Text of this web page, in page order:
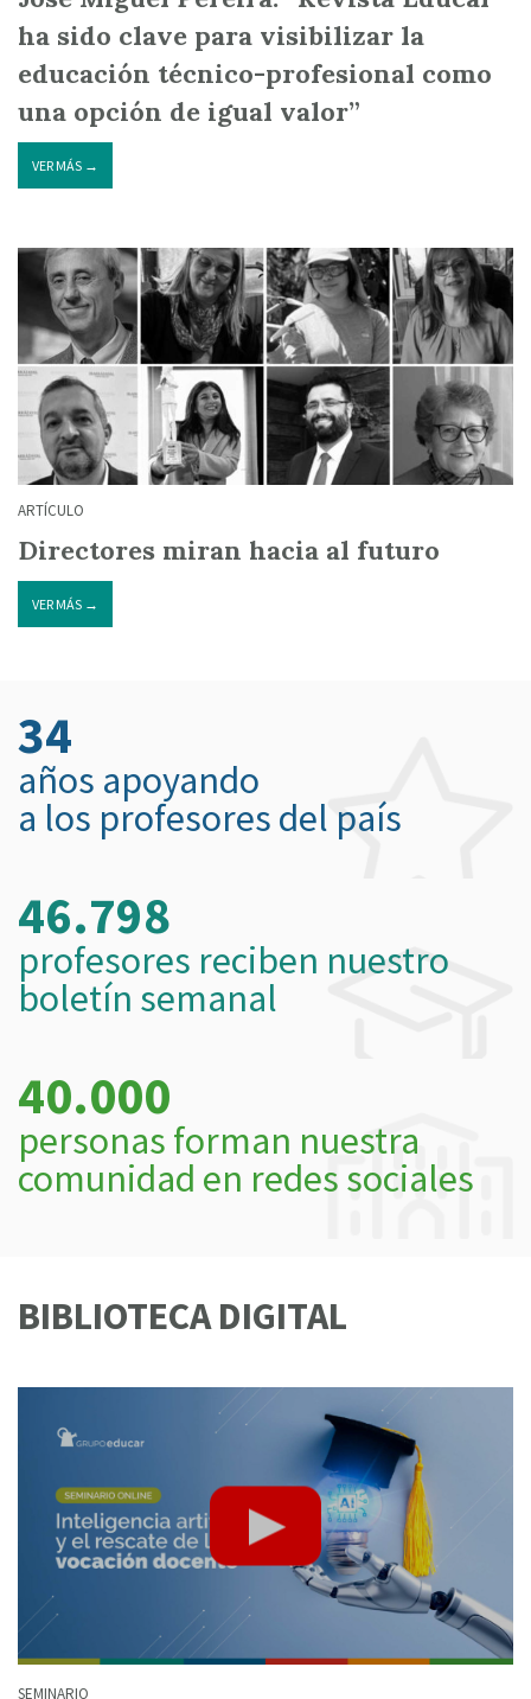
ha sido clave para visibilizar la
educación técnico-profesional como
una opción de igual valor”
VER MÁS →
ARTÍCULO
Directores miran hacia al futuro
VER MÁS →
34
años apoyando
a los profesores del país
46.798
profesores reciben nuestro
boletín semanal
40.000
personas forman nuestra
comunidad en redes sociales
BIBLIOTECA DIGITAL
SEMINARIO